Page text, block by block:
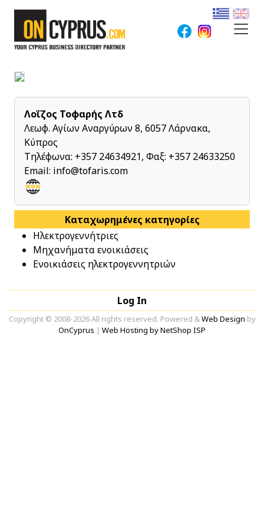
Λοΐζος Τοφαρής Λτδ
Λεωφ. Αγίων Αναργύρων 8, 6057 Λάρνακα,
Κύπρος
Τηλέφωνα: +357 24634921, Φαξ: +357 24633250
Email: info@tofaris.com
Καταχωρημένες κατηγορίες
Ηλεκτρογεννήτριες
Μηχανήματα ενοικιάσεις
Ενοικιάσεις ηλεκτρογεννητριών
Log In
Copyright © 2008-2026 All rights reserved. Powered &Web Design by
OnCyprus | Web Hosting by NetShop ISP